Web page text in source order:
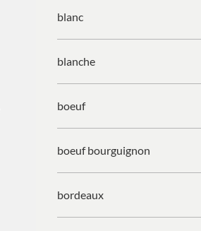
blanc
blanche
boeuf
boeuf bourguignon
bordeaux